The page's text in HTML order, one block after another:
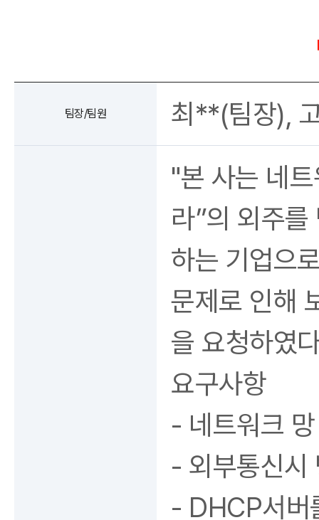
팀장/팀원 최**(팀장),
"본 사는 네
라”의 외주
하는 기업으
문제로 인해
을 요청하였
요구사항
- 네트워크
- 외부통신시
- DHCP서버